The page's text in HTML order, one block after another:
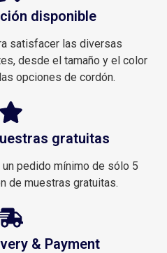
disponible
satisfacer las diversas
desde el tamaño y el color
opciones de cordón.
gratuitas
pedido mínimo de sólo 5
de muestras gratuitas.
& Payment